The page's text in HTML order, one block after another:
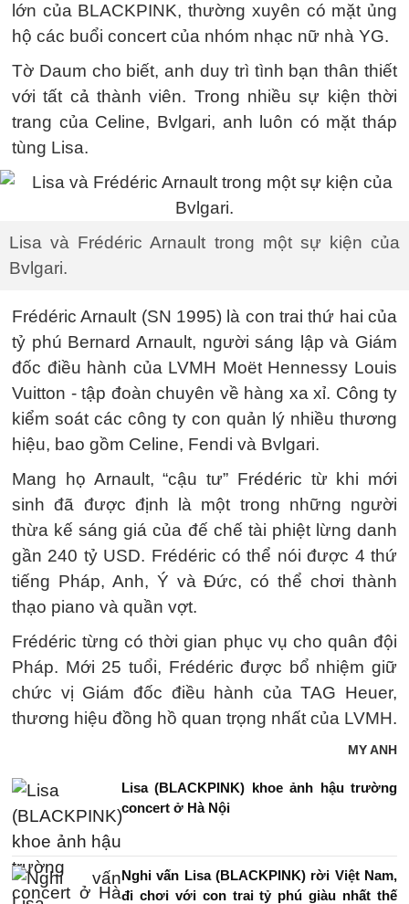
lớn của BLACKPINK, thường xuyên có mặt ủng
hộ các buổi concert của nhóm nhạc nữ nhà YG.
Tờ Daum cho biết, anh duy trì tình bạn thân thiết
với tất cả thành viên. Trong nhiều sự kiện thời
trang của Celine, Bvlgari, anh luôn có mặt tháp
tùng Lisa.
Lisa và Frédéric Arnault trong một sự kiện của
Bvlgari.
Frédéric Arnault (SN 1995) là con trai thứ hai của
tỷ phú Bernard Arnault, người sáng lập và Giám
đốc điều hành của LVMH Moët Hennessy Louis
Vuitton - tập đoàn chuyên về hàng xa xỉ. Công ty
kiểm soát các công ty con quản lý nhiều thương
hiệu, bao gồm Celine, Fendi và Bvlgari.
Mang họ Arnault, “cậu tư” Frédéric từ khi mới
sinh đã được định là một trong những người
thừa kế sáng giá của đế chế tài phiệt lừng danh
gần 240 tỷ USD. Frédéric có thể nói được 4 thứ
tiếng Pháp, Anh, Ý và Đức, có thể chơi thành
thạo piano và quần vợt.
Frédéric từng có thời gian phục vụ cho quân đội
Pháp. Mới 25 tuổi, Frédéric được bổ nhiệm giữ
chức vị Giám đốc điều hành của TAG Heuer,
thương hiệu đồng hồ quan trọng nhất của LVMH.
MY ANH
Lisa (BLACKPINK) khoe ảnh hậu trường
concert ở Hà Nội
Nghi vấn Lisa (BLACKPINK) rời Việt Nam,
đi chơi với con trai tỷ phú giàu nhất thế